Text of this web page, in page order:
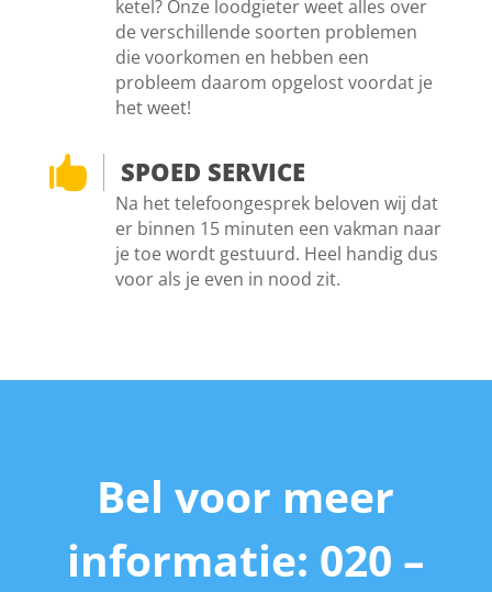
ketel? Onze loodgieter weet alles over
de verschillende soorten problemen
die voorkomen en hebben een
probleem daarom opgelost voordat je
het weet!
 SPOED SERVICE
Na het telefoongesprek beloven wij dat
er binnen 15 minuten een vakman naar
je toe wordt gestuurd. Heel handig dus
voor als je even in nood zit.
Bel voor meer
informatie: 020 –